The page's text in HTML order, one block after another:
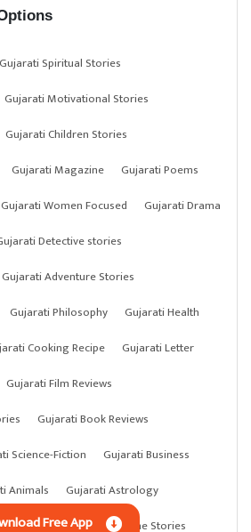
Gujarati Spiritual Stories
Gujarati Motivational Stories
Gujarati Children Stories
Gujarati Magazine
Gujarati Poems
Gujarati Women Focused
Gujarati Drama
Detective stories
Gujarati Adventure Stories
Gujarati Philosophy
Gujarati Health
Cooking Recipe
Gujarati Letter
Gujarati Film Reviews
Gujarati Book Reviews
Science-Fiction
Gujarati Business
Animals
Gujarati Astrology
Anything Gujarati Crime Stories
Free App